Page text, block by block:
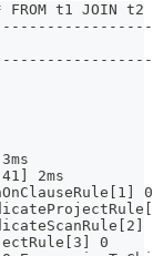
* FROM t1
0
3ms
2ms